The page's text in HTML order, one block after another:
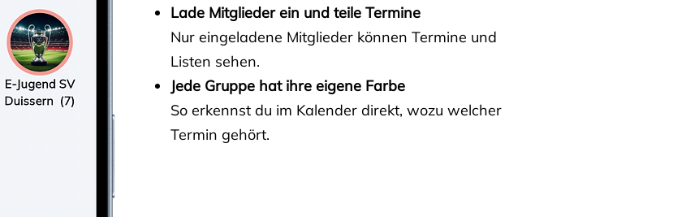
Lade Mitglieder ein und teile Termine
Nur eingeladene Mitglieder können Termine und
Listen sehen.
Jede Gruppe hat ihre eigene Farbe
So erkennst du im Kalender direkt, wozu welcher
Termin gehört.